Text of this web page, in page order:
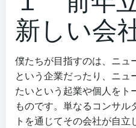
新しい会
僕たちが目指すのは、ニュ
という企業だったり、ニュ
たいという起業や個人をト
ものです。単なるコンサ
トを通じてその会社が自